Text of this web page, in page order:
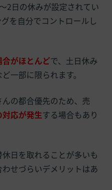
2日の休みが設定されてい
を自分でコントロールし
がほとんどで、土日休み
一部に限られます。
の都合優先のため、売
応が発生する場合もあり
日を取れることが多いも
せづらいデメリットはあ